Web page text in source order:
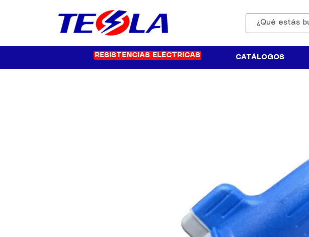
RESISTENCIAS ELÉCTRICAS CATÁLOGOS